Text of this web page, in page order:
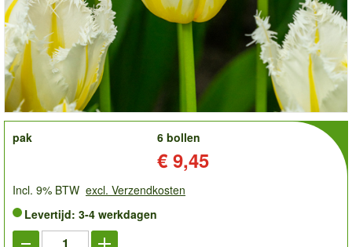
order
pak
6 bollen
€ 9,45
Incl. 9% BTW excl. Verzendkosten
Levertijd: 3-4 werkdagen